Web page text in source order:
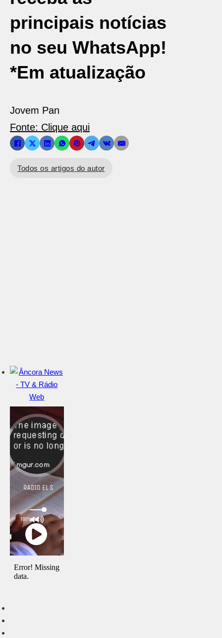
principais notícias
no seu WhatsApp!
*Em atualização
Jovem Pan
Fonte: Clique aqui
Todos os artigos do autor